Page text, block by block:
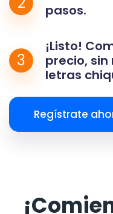
pasos.
3
¡Listo!
precio,
letras
Regístrate